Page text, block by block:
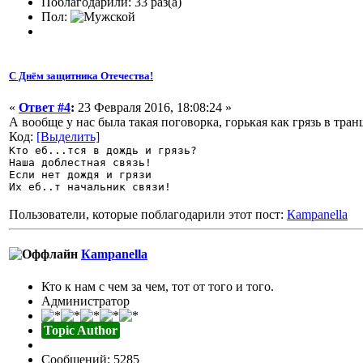
Пол:
С Днём защитника Отечества!
« Ответ #4: 23 Февраля 2016, 18:08:24 »
А вообще у нас была такая поговорка, горькая как грязь в
Код: [Выделить]
Кто еб...тся в дождь и грязь?
Наша доблестная связь!
Если нет дождя и грязи
Их еб..т начальник связи!
Пользователи, которые поблагодарили этот пост: Кampanella
Кampanella
Кто к нам с чем за чем, тот от того и того.
Администратор
Topic Author
Сообщений: 5285